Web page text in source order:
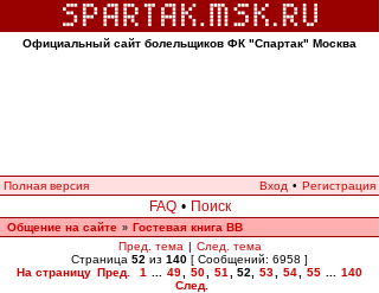
Официальный сайт болельщиков ФК "Спартак" Москва
Полная версия Вход • Регистрация
FAQ • Поиск
Общение на сайте » Гостевая книга ВВ
Пред. тема | След. тема
Страница 52 из 140 [ Сообщений: 6958 ]
На страницу Пред. 1 49 50 51 52 53 54 55
140
След.